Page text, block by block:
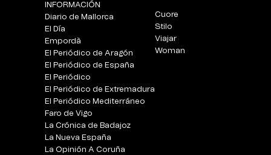
INFORMACIÓN
Diario de Mallorca
El Día
Empordà
El Periódico de Aragón
El Periódico de España
El Periódico
El Periódico de Extremadura
El Periódico Mediterráneo
Faro de Vigo
La Crónica de Badajoz
La Nueva España
La Opinión A Coruña
Cuore
Stilo
Viajar
Woman